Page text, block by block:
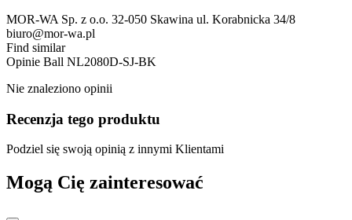
MOR-WA Sp. z o.o. 32-050 Skawina ul. Korabnicka 34/8
biuro@mor-wa.pl
Find similar
Opinie Ball NL2080D-SJ-BK
Nie znaleziono opinii
Recenzja tego produktu
Podziel się swoją opinią z innymi Klientami
Mogą Cię zainteresować